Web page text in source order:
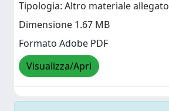
Tipologia: Altro materiale allegato
Dimensione 1.67 MB
Formato Adobe PDF
Visualizza/Apri